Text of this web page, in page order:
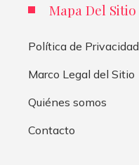
Mapa Del Sitio
Política de Privacidad
Marco Legal del Sitio
Quiénes somos
Contacto